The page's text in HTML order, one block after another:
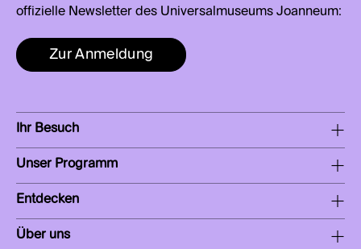
offizielle Newsletter des Universalmuseums Joanneum:
Zur Anmeldung
Ihr Besuch
Unser Programm
Entdecken
Über uns